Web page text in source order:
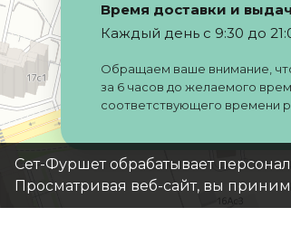
Время доставки и
Каждый день с 9:30 до
Обращаем ваше внимание,
за 6 часов до желаемого
соответствующего времени
Сет-Фуршет обрабатывает
Просматривая веб-сайт, вы